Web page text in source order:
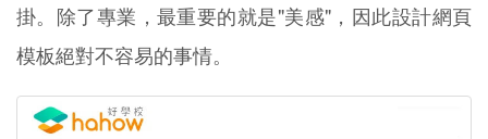
掛。除了專業，最重要的就是"美感"，因此設計網頁
模板絕對不容易的事情。